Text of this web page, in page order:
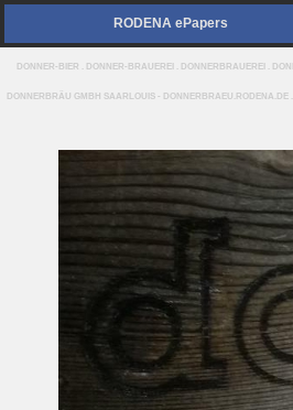
RODENA ePapers
DONNER-BIER . DONNER-BRAUEREI . DONNERBRAUEREI .
DONNERBRÄU GMBH SAARLOUIS -